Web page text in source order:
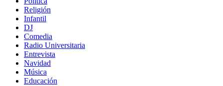
Religión
Infantil
DJ
Comedia
Radio Universitaria
Entrevista
Navidad
Música
Educación